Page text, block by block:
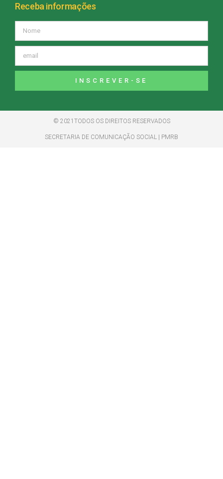
Receba informações
INSCREVER-SE
© 2021TODOS OS DIREITOS RESERVADOS
SECRETARIA DE COMUNICAÇÃO SOCIAL | PMRB